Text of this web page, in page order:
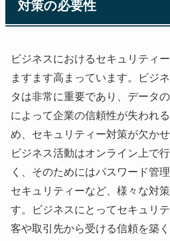
対策の必要性
ビジネスにおけるセキュリティ
ますます高まっています。ビジ
タは非常に重要であり、データ
によって企業の信頼性が失われ
め、セキュリティー対策が欠かせ
ビジネス活動はオンライン上で
く、そのためにはパスワード管
セキュリティーなど、様々な対
す。ビジネスにとってセキュリ
客や取引先から受ける信頼を築